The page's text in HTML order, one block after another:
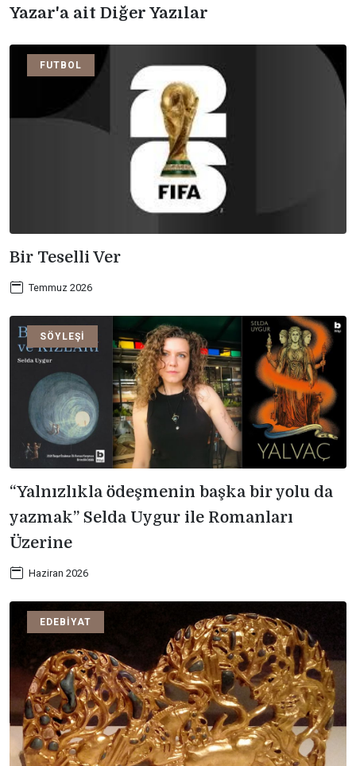
Yazar'a ait Diğer Yazılar
FUTBOL
Bir Teselli Ver
Temmuz 2026
SÖYLEŞI
“Yalnızlıkla ödeşmenin başka bir yolu da
yazmak” Selda Uygur ile Romanları
Üzerine
Haziran 2026
EDEBIYAT